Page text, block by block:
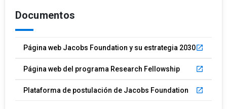
Documentos
Página web Jacobs Foundation y su estrategia 2030launch
Página web del programa Research Fellowship launch
Plataforma de postulación de Jacobs Foundation launch